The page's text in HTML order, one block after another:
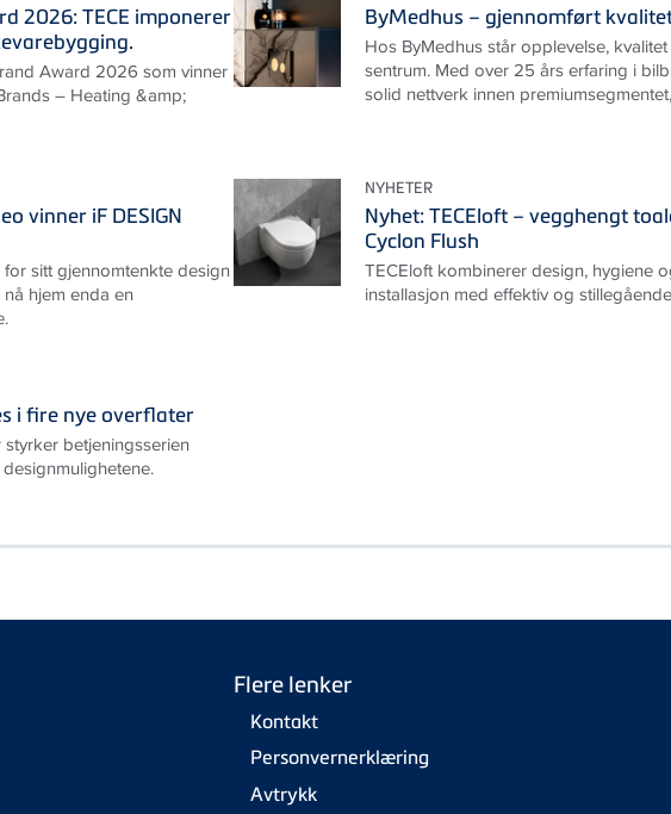
2026: TECE imponerer
Award 2026 som vinner
– Heating &amp;
ByMedhus – gjennomført
Hos ByMedhus står opplevelse,
sentrum. Med over 25 års erfaring i
solid nettverk innen
vinner iF DESIGN
sitt gjennomtenkte design
hjem enda en
NYHETER
Nyhet: TECEloft – vegghengt
Cyclon Flush
TECEloft kombinerer design, hygiene
installasjon med effektiv og
i fire nye overflater
betjeningsserien
Flere lenker
Kontakt
Personvernerklæring
Avtrykk